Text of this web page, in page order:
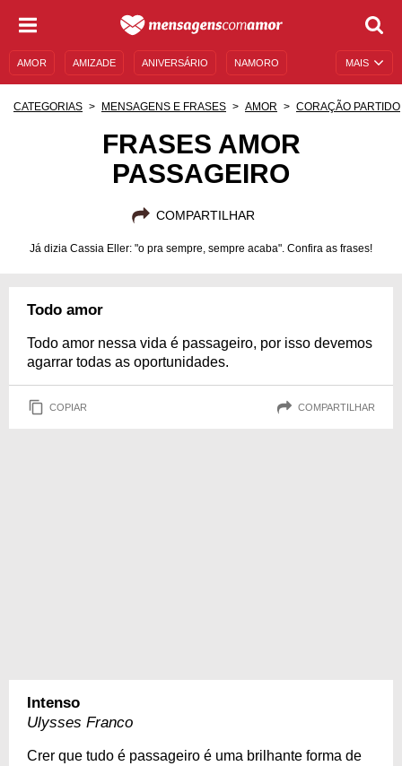
MAIS
AMOR AMIZADE ANIVERSÁRIO NAMORO
MENSAGENS E FRASES MENSAGENS DE ANIVERSÁRIO
CATEGORIAS MENSAGENS E FRASES AMOR CORAÇÃO PARTIDO
FRASES AMOR
PASSAGEIRO
COMPARTILHAR
Já dizia Cassia Eller: "o pra sempre, sempre acaba". Confira as frases!
Todo amor
Todo amor nessa vida é passageiro, por isso devemos
agarrar todas as oportunidades.
COPIAR COMPARTILHAR
Intenso
Ulysses Franco
Crer que tudo é passageiro é uma brilhante forma de